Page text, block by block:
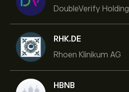
DoubleVerify
RHK.DE
Rhoen Klinikum AG
HBNB